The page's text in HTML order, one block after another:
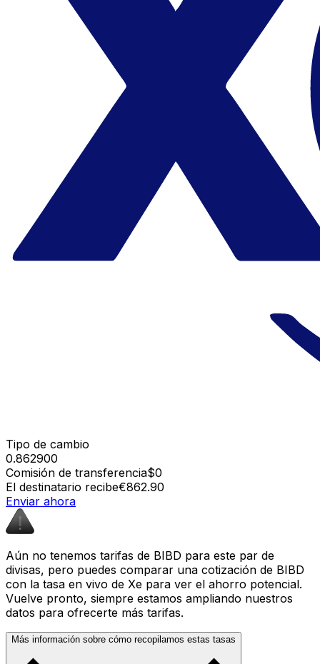
Tipo de cambio
0.862900
Comisión de transferencia$0
El destinatario recibe€862.90
Enviar ahora
Aún no tenemos tarifas de BIBD para este par de
divisas, pero puedes comparar una cotización de BIBD
con la tasa en vivo de Xe para ver el ahorro potencial.
Vuelve pronto, siempre estamos ampliando nuestros
datos para ofrecerte más tarifas.
Más información sobre cómo recopilamos estas tasas